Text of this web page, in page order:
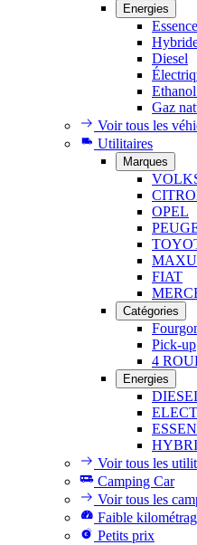
Energies
Essence
Diesel
Gaz
Voir tous les
Utilitaires
Marques
OPEL
FIAT
Catégories
Pick-up
4
Energies
Voir tous les
Camping Car
Voir tous les
Faible
Petits prix